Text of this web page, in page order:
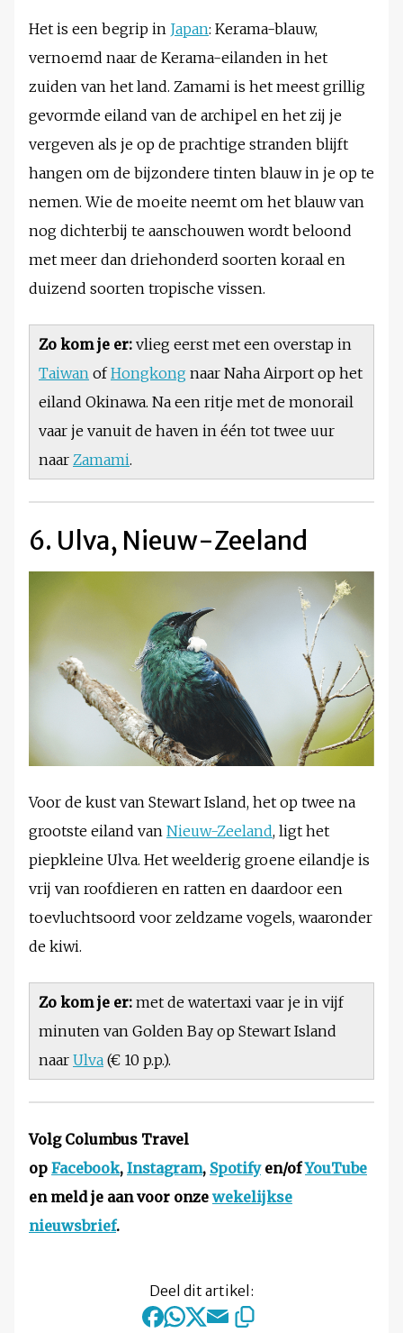
Het is een begrip in Japan: Kerama-blauw,
vernoemd naar de Kerama-eilanden in het
zuiden van het land. Zamami is het meest grillig
gevormde eiland van de archipel en het zij je
vergeven als je op de prachtige stranden blijft
hangen om de bijzondere tinten blauw in je op te
nemen. Wie de moeite neemt om het blauw van
nog dichterbij te aanschouwen wordt beloond
met meer dan driehonderd soorten koraal en
duizend soorten tropische vissen.
Zo kom je er: vlieg eerst met een overstap in
Taiwan ofHongkong naar Naha Airport op het
eiland Okinawa. Na een ritje met de monorail
vaar je vanuit de haven in één tot twee uur
naar Zamami.
6. Ulva, Nieuw-Zeeland
Voor de kust van Stewart Island, het op twee na
grootste eiland van Nieuw-Zeeland, ligt het
piepkleine Ulva. Het weelderig groene eilandje is
vrij van roofdieren en ratten en daardoor een
toevluchtsoord voor zeldzame vogels, waaronder
de kiwi.
Zo kom je er: met de watertaxi vaar je in vijf
minuten van Golden Bay op Stewart Island
naar Ulva (€ 10 p.p.).
Volg Columbus Travel
op Facebook, Instagram, Spotifyen/ofYouTube
en meld je aan voor onze wekelijkse
nieuwsbrief.
Deel dit artikel: